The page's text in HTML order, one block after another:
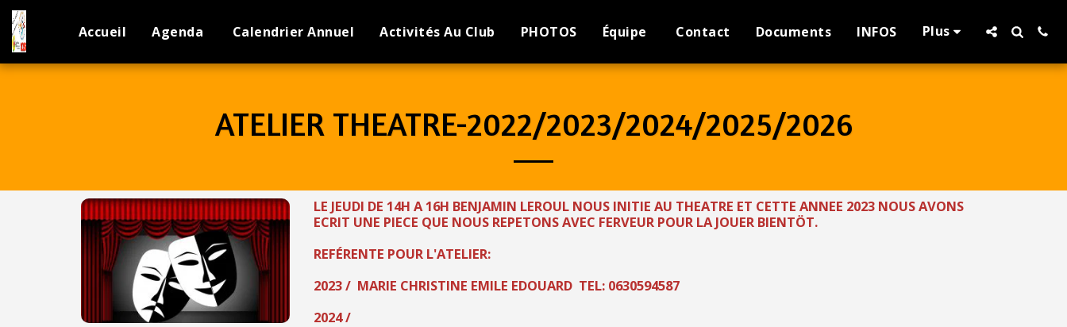
Accueil Agenda Calendrier Annuel Activités Au Club PHOTOS Équipe Contact Documents INFOS Plus
ATELIER THEATRE-2022/2023/2024/2025/2026
LE JEUDI DE 14H A 16H BENJAMIN LEROUL NOUS INITIE AU THEATRE ET CETTE ANNEE 2023 NOUS AVONS
ECRIT UNE PIECE QUE NOUS REPETONS AVEC FERVEUR POUR LA JOUER BIENTÖT.
REFÉRENTE POUR L'ATELIER:
2023 / MARIE CHRISTINE EMILE EDOUARD TEL: 0630594587
2024 /